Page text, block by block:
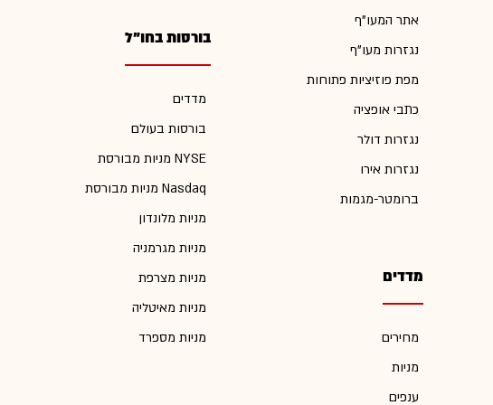
אתר המעו"ף
נגזרות מעו"ף
מפת פוזיציות פתוחות
כתבי אופציה
נגזרות דולר
נגזרות אירו
ברומטר-מגמות
מדדים
מחירים
מניות
ענפים
בורסות בחו"ל
מדדים
בורסות בעולם
מניות מבורסת NYSE
מניות מבורסת Nasdaq
מניות מלונדון
מניות מגרמניה
מניות מצרפת
מניות מאיטליה
מניות מספרד